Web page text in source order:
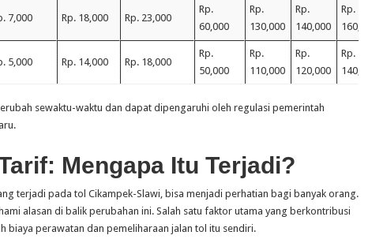
7,000 Rp. 18,000 Rp. 23,000
Rp.
60,000
Rp.
130,000
Rp.
140,000
Rp.
160,000
5,000 Rp. 14,000 Rp. 18,000
Rp.
50,000
Rp.
110,000
Rp.
120,000
Rp.
140,000
sewaktu-waktu dan dapat dipengaruhi oleh regulasi pemerintah
Mengapa Itu Terjadi?
terjadi pada tol Cikampek-Slawi, bisa menjadi perhatian bagi banyak orang.
alasan di balik perubahan ini. Salah satu faktor utama yang berkontribusi
biaya perawatan dan pemeliharaan jalan tol itu sendiri.